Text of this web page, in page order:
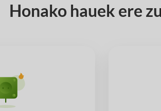
Honako hauek ere